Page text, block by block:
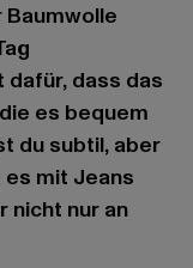
Baumwolle
dass das
es bequem
du subtil, aber
mit Jeans
nicht nur an